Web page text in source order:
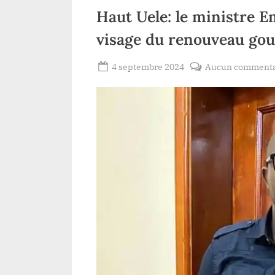
alimentaire
Haut Uele: le ministre
visage du renouveau
Posted
4 septembre 2024
Aucun